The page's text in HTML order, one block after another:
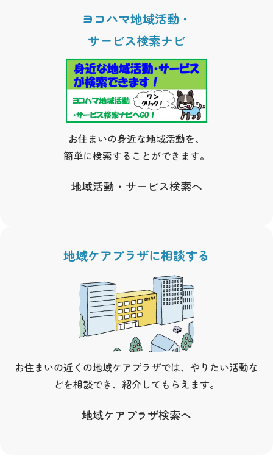
ヨコハマ地域活動・
サービス検索ナビ
お住まいの身近な地域活動を、
簡単に検索することができます。
地域活動・サービス検索へ
地域ケアプラザに相談する
お住まいの近くの地域ケアプラザでは、やりたい活動な
どを相談でき、紹介してもらえます。
地域ケアプラザ検索へ